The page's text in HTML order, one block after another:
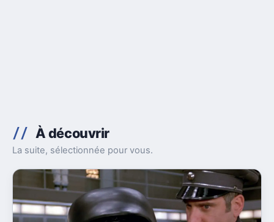
À découvrir
La suite, sélectionnée pour vous.